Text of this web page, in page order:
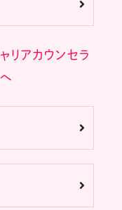
リアカウンセラ